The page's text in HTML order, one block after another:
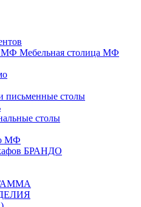
Мебельная столица МФ
письменные столы
столы
МФ
БРАНДО
ГАММА